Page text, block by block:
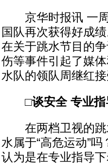
京华时报讯 一周
国队再次获得好成
在关于跳水节目的
伤等事件引起了媒
水队的领队周继红
□谈安全 专业指
在两档卫视的跳
水属于“高危运动”
认为是在专业指导